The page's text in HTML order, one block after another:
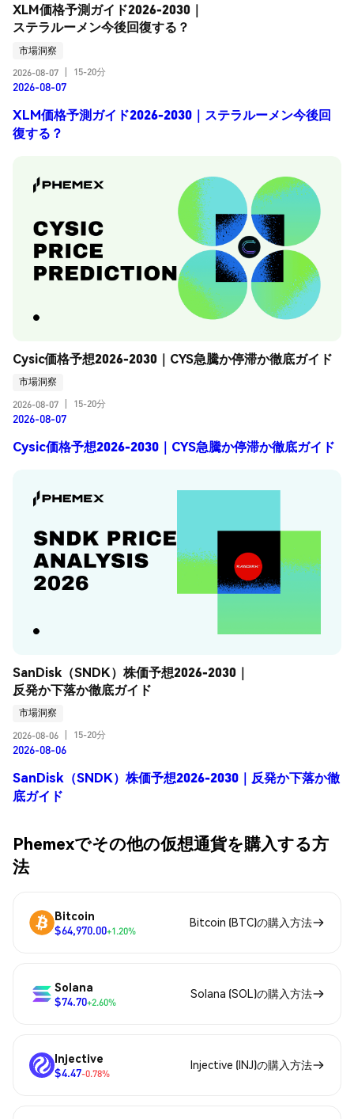
XLM価格予測ガイド2026-2030｜
ステラルーメン今後回復する？
市場洞察
2026-08-07
15-20分
2026-08-07
XLM価格予測ガイド2026-2030｜ステラルーメン今後回
復する？
Cysic価格予想2026-2030｜CYS急騰か停滞か徹底ガイド
市場洞察
2026-08-07
15-20分
2026-08-07
Cysic価格予想2026-2030｜CYS急騰か停滞か徹底ガイド
SanDisk（SNDK）株価予想2026-2030｜
反発か下落か徹底ガイド
市場洞察
2026-08-06
15-20分
2026-08-06
SanDisk（SNDK）株価予想2026-2030｜反発か下落か徹
底ガイド
Phemexでその他の仮想通貨を購入する方
法
Bitcoin
$64,970.00+1.20%
Bitcoin (BTC)の購入方法
Solana
$74.70+2.60%
Solana (SOL)の購入方法
Injective
$4.47-0.78%
Injective (INJ)の購入方法